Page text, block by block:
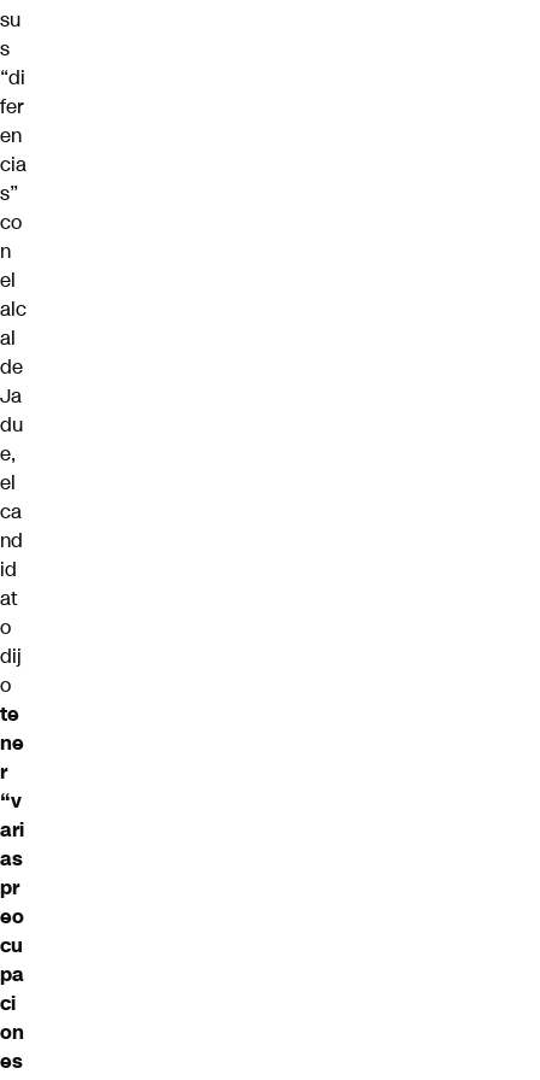
su
s
“di
fer
en
cia
s”
co
n
el
alc
al
de
Ja
du
e,
el
ca
nd
id
at
o
dij
o
te
ne
r
“v
ari
as
pr
eo
cu
pa
ci
on
es